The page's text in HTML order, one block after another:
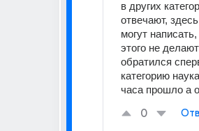
в других
отвечают,
могут
этого не делают
обратился
категорию
часа прошло а
0